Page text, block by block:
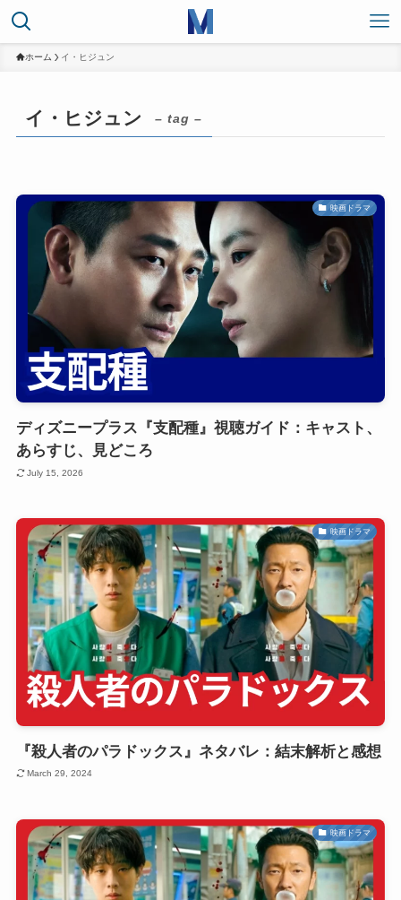
ホーム イ・ヒジュン
イ・ヒジュン – tag –
映画ドラマ
ディズニープラス『支配種』視聴ガイド：キャスト、
あらすじ、見どころ
July 15, 2026
映画ドラマ
『殺人者のパラドックス』ネタバレ：結末解析と感想
March 29, 2024
映画ドラマ